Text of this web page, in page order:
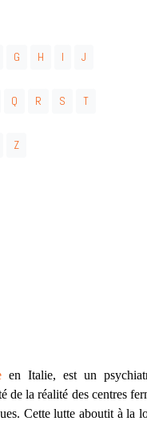
G H I J
Q R S T
Z
en Italie, est un
la réalité des centres
Cette lutte aboutit à la